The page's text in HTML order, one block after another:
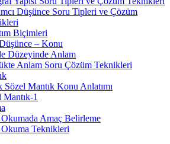
Düşünce Soru Tipleri ve Çözüm
Biçimleri
– Konu
Düzeyinde Anlam
Anlam Soru Çözüm Teknikleri
Sözel Mantık Konu Anlatımı
Mantık-1
Okumada Amaç Belirleme
Okuma Teknikleri